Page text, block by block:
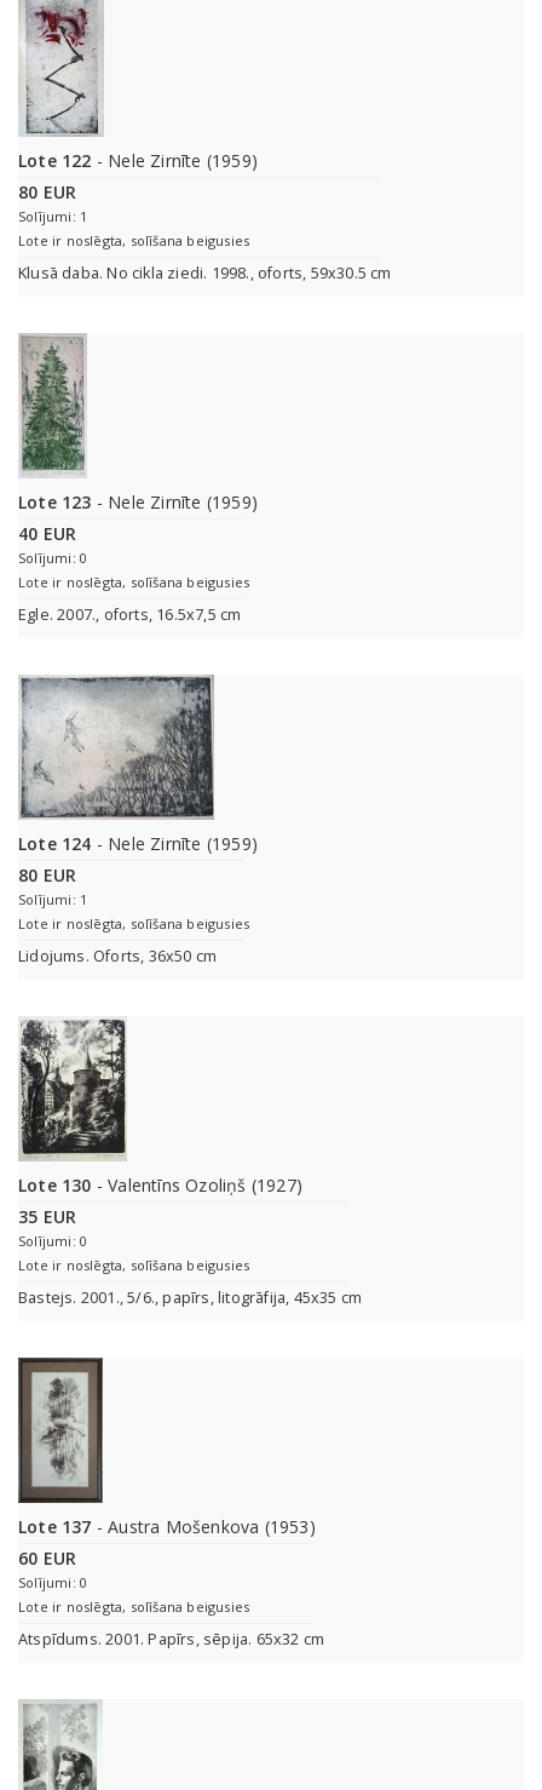
Lote 122 - Nele Zirnīte (1959)
80 EUR
Solījumi: 1
Lote ir noslēgta, solīšana beigusies
Klusā daba. No cikla ziedi. 1998., oforts, 59x30.5 cm
Lote 123 - Nele Zirnīte (1959)
40 EUR
Solījumi: 0
Lote ir noslēgta, solīšana beigusies
Egle. 2007., oforts, 16.5х7,5 сm
Lote 124 - Nele Zirnīte (1959)
80 EUR
Solījumi: 1
Lote ir noslēgta, solīšana beigusies
Lidojums. Oforts, 36х50 сm
Lote 130 - Valentīns Ozoliņš (1927)
35 EUR
Solījumi: 0
Lote ir noslēgta, solīšana beigusies
Bastejs. 2001., 5/6., papīrs, litogrāfija, 45x35 cm
Lote 137 - Austra Mošenkova (1953)
60 EUR
Solījumi: 0
Lote ir noslēgta, solīšana beigusies
Atspīdums. 2001. Papīrs, sēpija. 65x32 cm